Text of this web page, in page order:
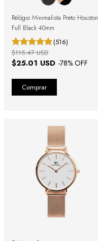
Relógio Minimalista Preto Houston
Full Black 40mm
(516)
$25.01 USD -78% OFF
$115.47 USD